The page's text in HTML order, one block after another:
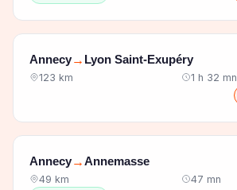
Annecy→ Lyon Saint-Exupéry
123 km 1 h 32 mn
Annecy→Annemasse
49 km 47 mn